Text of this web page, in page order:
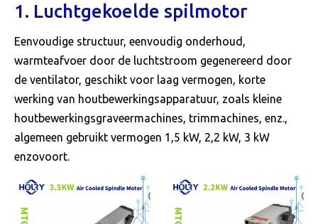
1. Luchtgekoelde spilmotor
Eenvoudige structuur, eenvoudig onderhoud,
warmteafvoer door de luchtstroom gegenereerd door
de ventilator, geschikt voor laag vermogen, korte
werking van houtbewerkingsapparatuur, zoals kleine
houtbewerkingsgraveermachines, trimmachines, enz.,
algemeen gebruikt vermogen 1,5 kW, 2,2 kW, 3 kW
enzovoort.